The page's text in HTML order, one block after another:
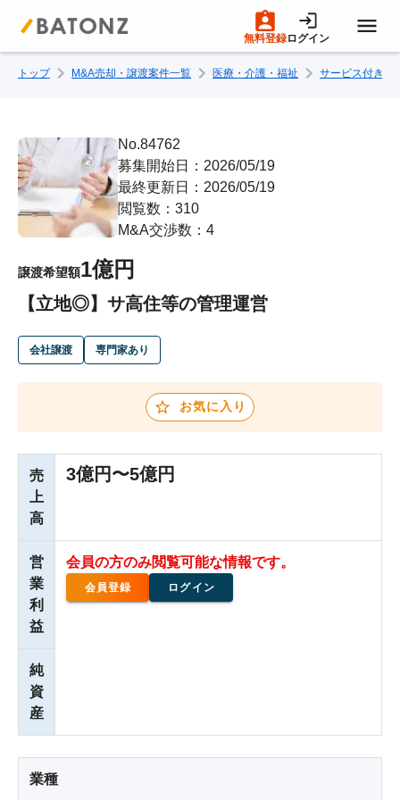
無料登録ログイン
トップページ
M&A案件一覧
売りたい方へ
買いたい方へ
成約事例
M&A専門家の方へ
トップ M&A売却・譲渡案件一覧 医療・介護・福祉 サービス付き高
No.84762
募集開始日：2026/05/19
最終更新日：2026/05/19
閲覧数：310
M&A交渉数：4
譲渡希望額1億円
【立地◎】サ高住等の管理運営
会社譲渡 専門家あり
お気に入り
売
上
高
3億円〜5億円
営
業
利
益
会員の方のみ閲覧可能な情報です。
会員登録 ログイン
純
資
産
業種